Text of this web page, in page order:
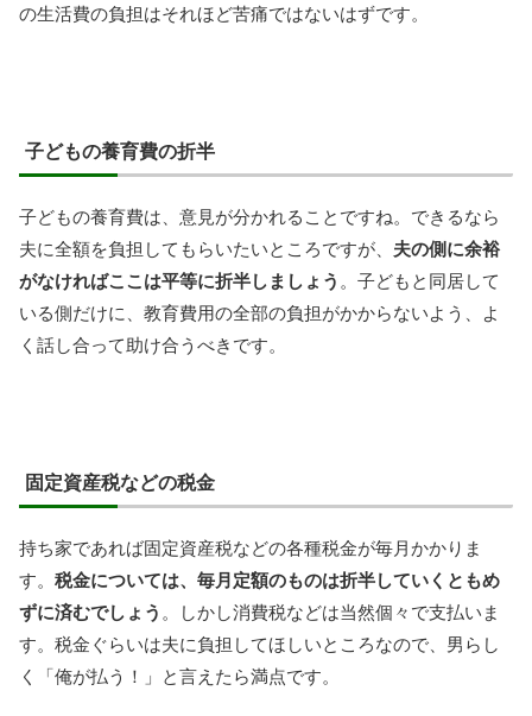
の生活費の負担はそれほど苦痛ではないはずです。
子どもの養育費の折半
子どもの養育費は、意見が分かれることですね。できるなら
夫に全額を負担してもらいたいところですが、 夫の側に余裕
がなければここは平等に折半しましょう 。子どもと同居して
いる側だけに、教育費用の全部の負担がかからないよう、よ
く話し合って助け合うべきです。
固定資産税などの税金
持ち家であれば固定資産税などの各種税金が毎月かかりま
す。 税金については、毎月定額のものは折半していくともめ
ずに済むでしょう 。しかし消費税などは当然個々で支払いま
す。税金ぐらいは夫に負担してほしいところなので、男らし
く「俺が払う！」と言えたら満点です。